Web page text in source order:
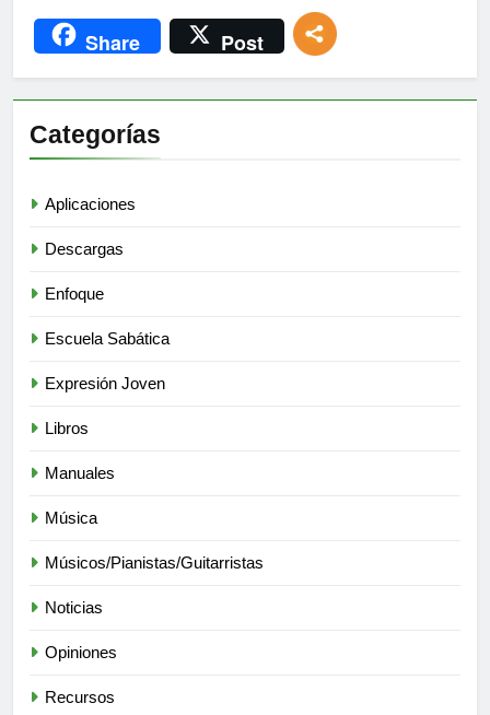
Share Post
Categorías
Aplicaciones
Descargas
Enfoque
Escuela Sabática
Expresión Joven
Libros
Manuales
Música
Músicos/Pianistas/Guitarristas
Noticias
Opiniones
Recursos